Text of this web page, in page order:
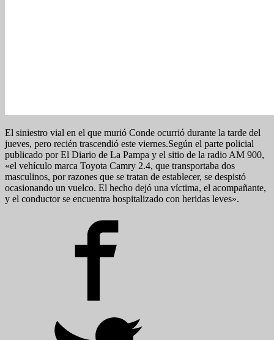
El siniestro vial en el que murió Conde ocurrió durante la tarde del
jueves, pero recién trascendió este viernes.Según el parte policial
publicado por El Diario de La Pampa y el sitio de la radio AM 900,
«el vehículo marca Toyota Camry 2.4, que transportaba dos
masculinos, por razones que se tratan de establecer, se despistó
ocasionando un vuelco. El hecho dejó una víctima, el acompañante,
y el conductor se encuentra hospitalizado con heridas leves».